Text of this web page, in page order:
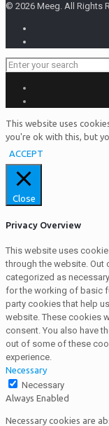
© 2026 Meeg. All Rights
This website uses
you're ok with this, but
ACCEPT
Close
Privacy Overview
This website uses
through the website.
categorized as
for the working of basic
party cookies that help
website. These cookies
consent. You also have
out of some of these
experience.
Necessary
Necessary
Always Enabled
Necessary cookies are